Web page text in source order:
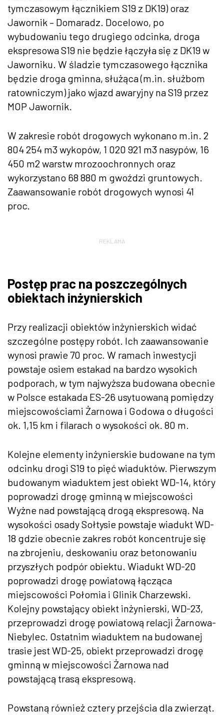
tymczasowym łącznikiem S19 z DK19) oraz
Jawornik – Domaradz. Docelowo, po
wybudowaniu tego drugiego odcinka, droga
ekspresowa S19 nie będzie łączyła się z DK19 w
Jaworniku. W śladzie tymczasowego łącznika
będzie droga gminna, służąca (m.in. służbom
ratowniczym) jako wjazd awaryjny na S19 przez
MOP Jawornik.
W zakresie robót drogowych wykonano m.in. 2
804 254 m3 wykopów, 1 020 921 m3 nasypów, 16
450 m2 warstw mrozoochronnych oraz
wykorzystano 68 880 m gwoździ gruntowych.
Zaawansowanie robót drogowych wynosi 41
proc.
REKLAMA
Postęp prac na poszczególnych
obiektach inżynierskich
Przy realizacji obiektów inżynierskich widać
szczególne postępy robót. Ich zaawansowanie
wynosi prawie 70 proc. W ramach inwestycji
powstaje osiem estakad na bardzo wysokich
podporach, w tym najwyższa budowana obecnie
w Polsce estakada ES-26 usytuowaną pomiędzy
miejscowościami Żarnowa i Godowa o długości
ok. 1,15 km i filarach o wysokości ok. 80 m.
Kolejne elementy inżynierskie budowane na tym
odcinku drogi S19 to pięć wiaduktów. Pierwszym
budowanym wiaduktem jest obiekt WD-14, który
poprowadzi drogę gminną w miejscowości
Wyżne nad powstającą drogą ekspresową. Na
wysokości osady Sołtysie powstaje wiadukt WD-
18 gdzie obecnie zakres robót koncentruje się
na zbrojeniu, deskowaniu oraz betonowaniu
przyszłych podpór obiektu. Wiadukt WD-20
poprowadzi drogę powiatową łącząca
miejscowości Połomia i Glinik Charzewski.
Kolejny powstający obiekt inżynierski, WD-23,
przeprowadzi drogę powiatową relacji Żarnowa-
Niebylec. Ostatnim wiaduktem na budowanej
trasie jest WD-25, obiekt przeprowadzi drogę
gminną w miejscowości Żarnowa nad
powstającą trasą ekspresową.
Powstaną również cztery przejścia dla zwierząt.